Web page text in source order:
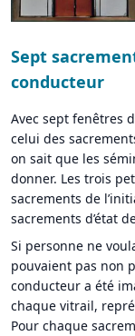
Sept
conducteur
Avec sept fenêtres
celui des
on sait que les
donner. Les trois
sacrements de
sacrements d’état
Si personne ne
pouvaient pas non
conducteur a été
chaque vitrail,
Pour chaque